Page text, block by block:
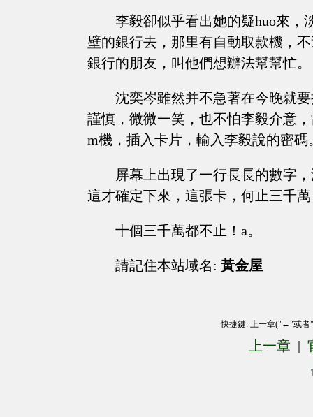
李毅卻似乎看出她的疑huo來，
壁的銀行去，那里有自動取款機，
銀行的朋友，叫他們想辦法幫幫忙。
沈奕岑雖然并不急著在今晚就
謹慎，微微一笑，也不怕李毅介意
m機，插入卡片，輸入李毅說的密碼
屏幕上出現了一行長長的數字
這才確定下來，這張卡，何止三千
十個三千萬都不止！a。
請記住本站域名: 黃金屋
快捷鍵: 上一章("←"或
上一章 |